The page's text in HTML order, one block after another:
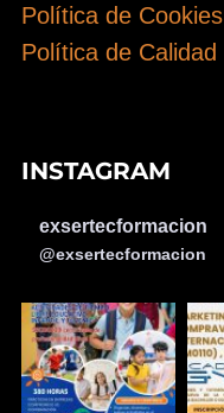
Política de Cookies
Política de Calidad
INSTAGRAM
exsertecformacion
@exsertecformacion